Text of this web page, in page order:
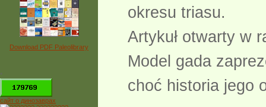
Download PDF Paleolibrary
*
сайт о динозаврах
okresu triasu.
Artykuł otwarty w
Model gada
choć historia jego